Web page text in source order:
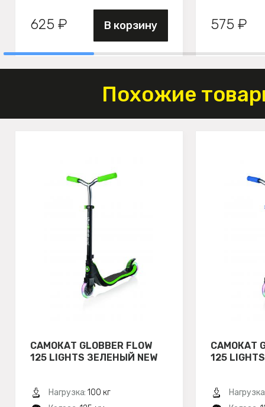
625 ₽ В корзину 575 ₽
Похожие
САМОКАТ GLOBBER FLOW
125 LIGHTS ЗЕЛЕНЫЙ NEW
Нагрузка: 100 кг
САМОКАТ
125